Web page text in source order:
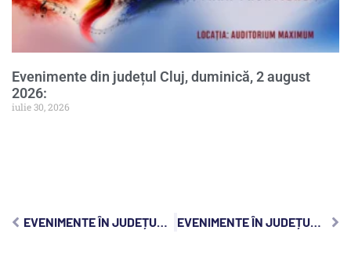
Evenimente din județul Cluj, duminică, 2 august
2026:
iulie 30, 2026